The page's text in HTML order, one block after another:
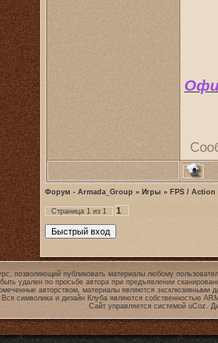
Форум - Armada_Group » Игры » FPS / Action
Страница 1 из 1 1
позволяющий публиковать материалы любому
быть удален по просьбе автора при предъявлении
авторством, материалы являются эксклюзивными
Вся символика и дизайн Клуба являются собственностью
Сайт управляется системой uCoz.